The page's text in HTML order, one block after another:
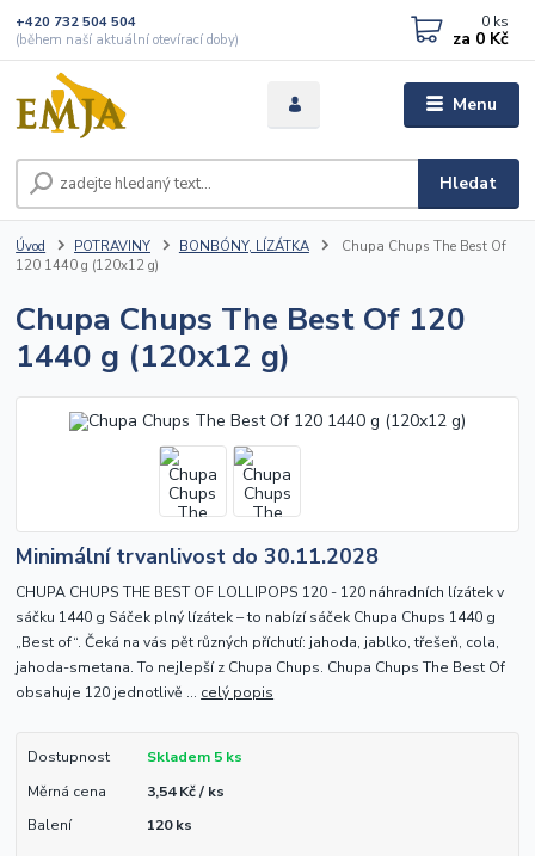
Menu
Hledat
+420 732 504 504
(během naší aktuální otevírací doby)
0 ks
za 0 Kč
Úvod POTRAVINY BONBÓNY, LÍZÁTKA
Chupa Chups The Best Of
120 1440 g (120x12 g)
Chupa Chups The Best Of 120
1440 g (120x12 g)
Minimální trvanlivost do 30.11.2028
CHUPA CHUPS THE BEST OF LOLLIPOPS 120 - 120 náhradních lízátek v
sáčku 1440 g Sáček plný lízátek – to nabízí sáček Chupa Chups 1440 g
„Best of“. Čeká na vás pět různých příchutí: jahoda, jablko, třešeň, cola,
jahoda-smetana. To nejlepší z Chupa Chups. Chupa Chups The Best Of
obsahuje 120 jednotlivě ... celý popis
Dostupnost
Skladem 5 ks
Měrná cena
3,54 Kč / ks
Balení
120 ks